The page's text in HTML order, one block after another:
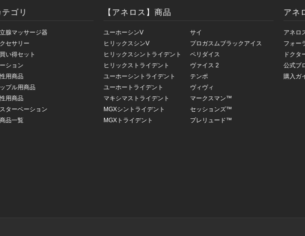
テゴリ
腺マッサージ器
セサリー
い得セット
ション
用商品
プル用商品
用商品
ターベーション
品一覧
【アネロス】商品
ユーホーシンV
ヒリックスシンV
ヒリックスシントライデント
ヒリックストライデント
ユーホーシントライデント
ユーホートライデント
マキシマストライデント
MGXシントライデント
MGXトライデント
サイ
プロガスムブラックアイス
ペリダイス
ヴァイス 2
テンポ
ヴィヴィ
マークスマン™
セッションズ™
プレリュード™
アネ
アネロ
フォー
ドクタ
公式ブ
購入ガ